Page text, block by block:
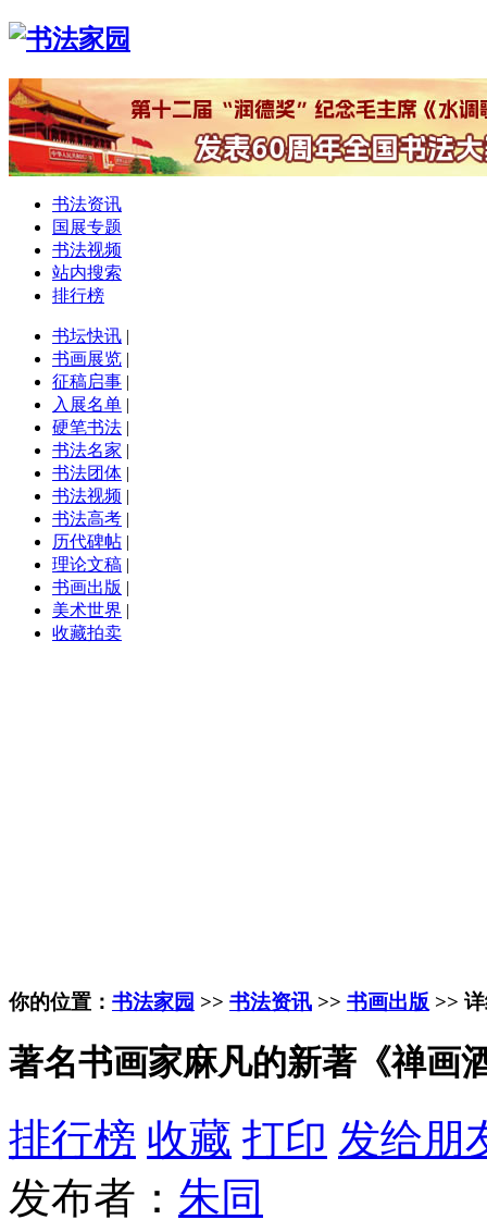
书法资讯
国展专题
书法视频
站内搜索
排行榜
书坛快讯 |
书画展览 |
征稿启事 |
入展名单 |
硬笔书法 |
书法名家 |
书法团体 |
书法视频 |
书法高考 |
历代碑帖 |
理论文稿 |
书画出版 |
美术世界 |
收藏拍卖
你的位置： 书法家园 >> 书法资讯 >> 书画出版 >>
著名书画家麻凡的新著《禅画
排行榜 收藏 打印 发给朋
发布者： 朱同